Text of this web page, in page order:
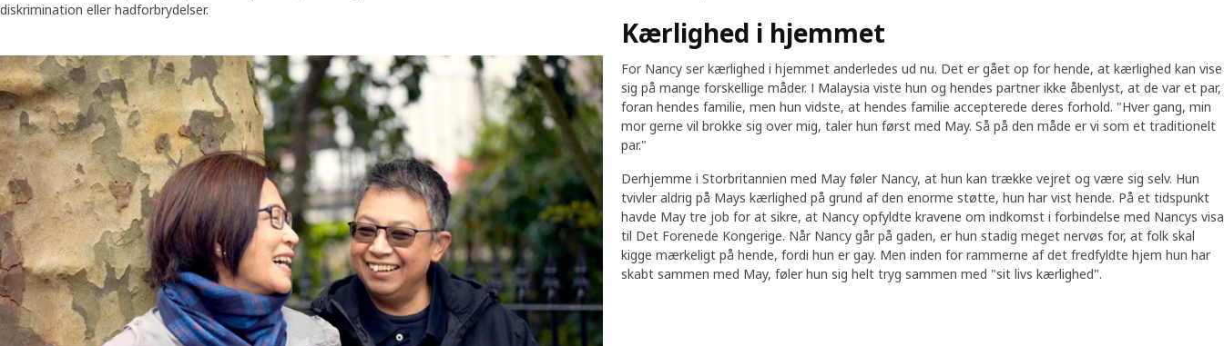
diskrimination eller hadforbrydelser.
Kærlighed i hjemmet
For Nancy ser kærlighed i hjemmet anderledes ud nu. Det er gået op for hende, at kærlighed kan vise
sig på mange forskellige måder. I Malaysia viste hun og hendes partner ikke åbenlyst, at de var et par,
foran hendes familie, men hun vidste, at hendes familie accepterede deres forhold. "Hver gang, min
mor gerne vil brokke sig over mig, taler hun først med May. Så på den måde er vi som et traditionelt
par."
Derhjemme i Storbritannien med May føler Nancy, at hun kan trække vejret og være sig selv. Hun
tvivler aldrig på Mays kærlighed på grund af den enorme støtte, hun har vist hende. På et tidspunkt
havde May tre job for at sikre, at Nancy opfyldte kravene om indkomst i forbindelse med Nancys visa
til Det Forenede Kongerige. Når Nancy går på gaden, er hun stadig meget nervøs for, at folk skal
kigge mærkeligt på hende, fordi hun er gay. Men inden for rammerne af det fredfyldte hjem hun har
skabt sammen med May, føler hun sig helt tryg sammen med "sit livs kærlighed".